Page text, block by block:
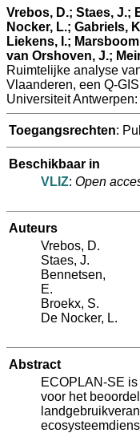
Vrebos, D.; Staes, J.;
Nocker, L.; Gabriels,
Liekens, I.;
van Orshoven, J.;
Ruimtelijke analyse
Vlaanderen, een Q-
Universiteit
Toegangsrechten:
Beschikbaar in
VLIZ: Open
Auteurs
Vrebos, D.
Staes, J.
Bennetsen,
E.
Broekx, S.
De Nocker, L.
Abstract
ECOPLAN-SE
voor het